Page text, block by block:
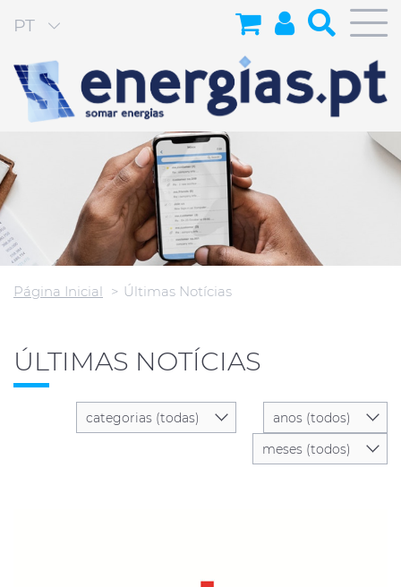
PT
Página Inicial Últimas Notícias
ÚLTIMAS NOTÍCIAS